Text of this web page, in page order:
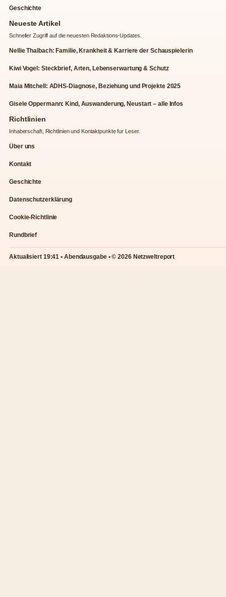
Geschichte
Neueste Artikel
Schneller Zugriff auf die neuesten Redaktions-Updates.
Nellie Thalbach: Familie, Krankheit & Karriere der Schauspielerin
Kiwi Vogel: Steckbrief, Arten, Lebenserwartung & Schutz
Maia Mitchell: ADHS-Diagnose, Beziehung und Projekte 2025
Gisele Oppermann: Kind, Auswanderung, Neustart – alle Infos
Richtlinien
Inhaberschaft, Richtlinien und Kontaktpunkte fur Leser.
Über uns
Kontakt
Geschichte
Datenschutzerklärung
Cookie-Richtlinie
Rundbrief
Aktualisiert 19:41 • Abendausgabe • © 2026 Netzweltreport